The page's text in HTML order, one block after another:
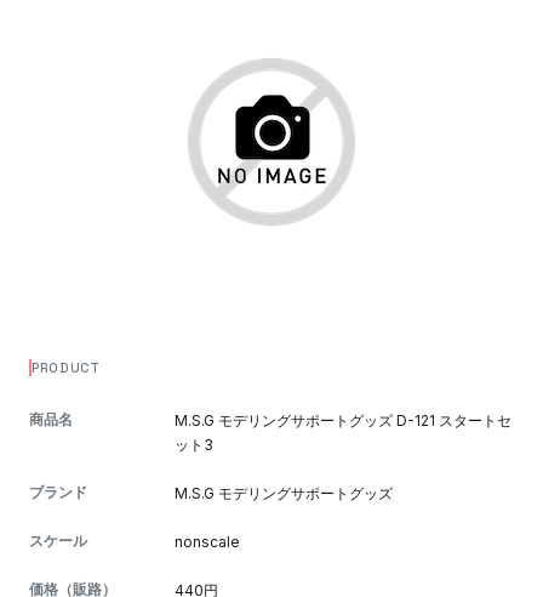
PRODUCT
商品名
M.S.G モデリングサポートグッズ D-121 スタートセ
ット3
ブランド M.S.G モデリングサポートグッズ
スケール nonscale
価格（販路） 440円